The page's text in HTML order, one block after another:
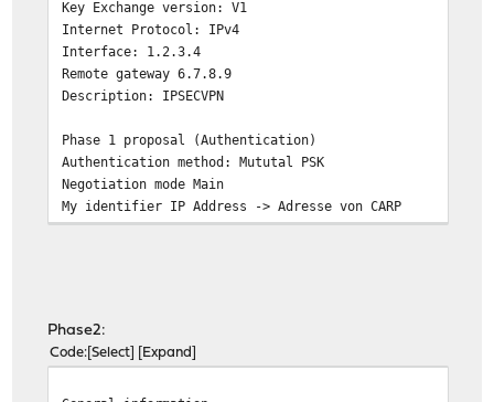
Key Exchange version: V1
Internet Protocol: IPv4
Interface: 1.2.3.4
Remote gateway 6.7.8.9
Description: IPSECVPN
Phase 1 proposal (Authentication)
Authentication method: Mututal PSK
Negotiation mode Main
My identifier IP Address -> Adresse von CARP
Hash algorithm SHA256
DH key group 5 (1536 bits)
Phase2:
Code Select Expand